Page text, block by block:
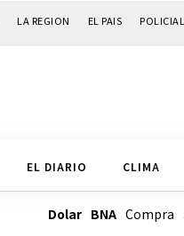
LA REGION EL PAIS
EL DIARIO CLIMA
Dolar BNACompra